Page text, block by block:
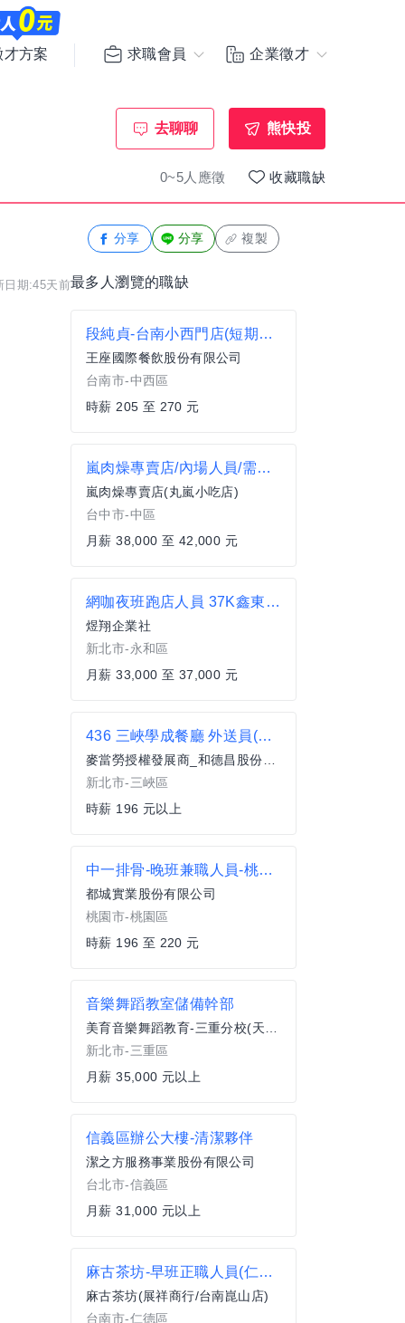
才方案 求職會員 企業徵才
去聊聊 熊快投
0~5人應徵 收藏職缺
日期:45天前
分享 分享 複製
最多人瀏覽的職缺
段純貞-台南小西門店(短期暑假工讀)內外場計時員(早晚班任選)時薪205-270、加碼假日津貼達時薪217-282
王座國際餐飲股份有限公司
台南市-中西區
時薪 205 至 270 元
嵐肉燥專賣店/內場人員/需經驗
嵐肉燥專賣店(丸嵐小吃店)
台中市-中區
月薪 38,000 至 42,000 元
網咖夜班跑店人員 37K鑫東資訊企業社
煜翔企業社
新北市-永和區
月薪 33,000 至 37,000 元
436 三峽學成餐廳 外送員(兼職)
麥當勞授權發展商_和德昌股份有限公司
新北市-三峽區
時薪 196 元以上
中一排骨-晚班兼職人員-桃園愛買店
都城實業股份有限公司
桃園市-桃園區
時薪 196 至 220 元
音樂舞蹈教室儲備幹部
美育音樂舞蹈教育-三重分校(天韻音樂舞蹈短期補習班)
新北市-三重區
月薪 35,000 元以上
信義區辦公大樓-清潔夥伴
潔之方服務事業股份有限公司
台北市-信義區
月薪 31,000 元以上
麻古茶坊-早班正職人員(仁德太子店)
麻古茶坊(展祥商行/台南崑山店)
台南市-仁德區